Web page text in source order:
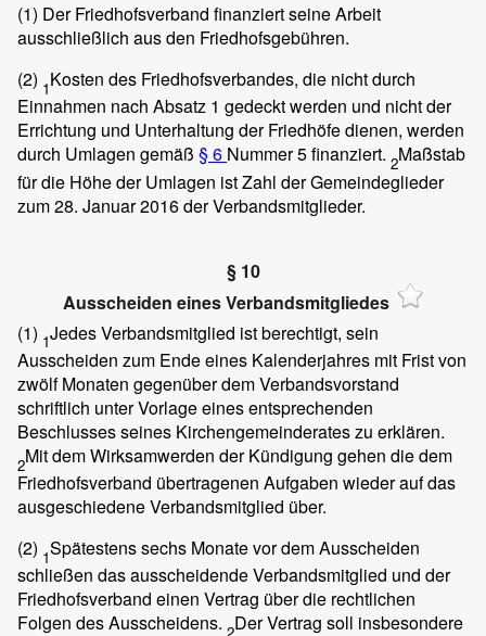
(1) Der Friedhofsverband finanziert seine Arbeit
ausschließlich aus den Friedhofsgebühren.
(2) 1Kosten des Friedhofsverbandes, die nicht durch
Einnahmen nach Absatz 1 gedeckt werden und nicht der
Errichtung und Unterhaltung der Friedhöfe dienen, werden
durch Umlagen gemäß § 6 Nummer 5 finanziert. 2Maßstab
für die Höhe der Umlagen ist Zahl der Gemeindeglieder
zum 28. Januar 2016 der Verbandsmitglieder.
§ 10
Ausscheiden eines Verbandsmitgliedes
(1) 1Jedes Verbandsmitglied ist berechtigt, sein
Ausscheiden zum Ende eines Kalenderjahres mit Frist von
zwölf Monaten gegenüber dem Verbandsvorstand
schriftlich unter Vorlage eines entsprechenden
Beschlusses seines Kirchengemeinderates zu erklären.
2Mit dem Wirksamwerden der Kündigung gehen die dem
Friedhofsverband übertragenen Aufgaben wieder auf das
ausgeschiedene Verbandsmitglied über.
(2) 1Spätestens sechs Monate vor dem Ausscheiden
schließen das ausscheidende Verbandsmitglied und der
Friedhofsverband einen Vertrag über die rechtlichen
Folgen des Ausscheidens. Der Vertrag soll insbesondere